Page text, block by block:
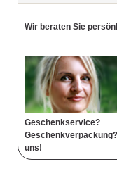
Wir beraten Sie
Geschenkservice?
uns!